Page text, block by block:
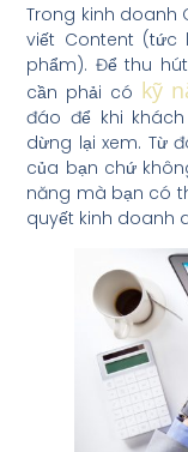
Trong kinh doanh
viết Content (tức
phẩm). Để thu
cần phải có kỹ
đáo để khi
dừng lại xem. Từ
của bạn chứ
năng mà bạn có
quyết kinh doanh